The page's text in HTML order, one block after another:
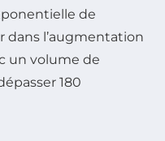
de
dans l’augmentation
un volume de
180